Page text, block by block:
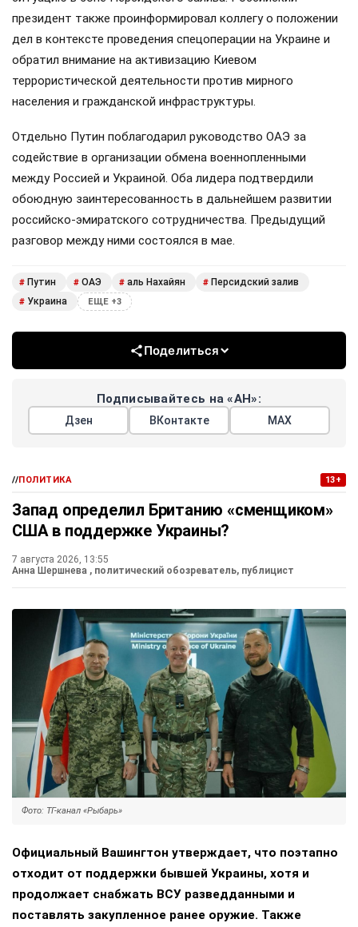
президент также проинформировал коллегу о положении
дел в контексте проведения спецоперации на Украине и
обратил внимание на активизацию Киевом
террористической деятельности против мирного
населения и гражданской инфраструктуры.
Отдельно Путин поблагодарил руководство ОАЭ за
содействие в организации обмена военнопленными
между Россией и Украиной. Оба лидера подтвердили
обоюдную заинтересованность в дальнейшем развитии
российско-эмиратского сотрудничества. Предыдущий
разговор между ними состоялся в мае.
# Путин # ОАЭ # аль Нахайян # Персидский залив
# Украина ЕЩЕ +3
Поделиться
Подписывайтесь на «АН»:
Дзен ВКонтакте МАХ
//ПОЛИТИКА 13+
Запад определил Британию «сменщиком»
США в поддержке Украины?
7 августа 2026, 13:55
Анна Шершнева , политический обозреватель, публицист
Фото: ТГ-канал «Рыбарь»
Официальный Вашингтон утверждает, что поэтапно
отходит от поддержки бывшей Украины, хотя и
продолжает снабжать ВСУ разведданными и
поставлять закупленное ранее оружие. Также